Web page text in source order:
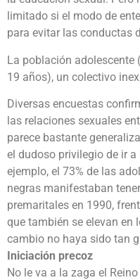
limitado si el modo de
para evitar las conductas
La población adolescente
19 años), un colectivo
Diversas encuestas
las relaciones sexuales
parece bastante
el dudoso privilegio de ir
ejemplo, el 73% de las
negras manifestaban
premaritales en 1990,
que también se elevan en
cambio no haya sido tan
Iniciación precoz
No le va a la zaga el